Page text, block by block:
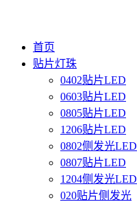
首页
贴片灯珠
0402贴片LED
0603贴片LED
0805贴片LED
1206贴片LED
0802侧发光LED
0807贴片LED
1204侧发光LED
020贴片侧发光